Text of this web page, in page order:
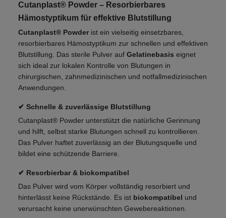
Cutanplast® Powder – Resorbierbares
Hämostyptikum für effektive Blutstillung
Cutanplast® Powder ist ein vielseitig einsetzbares,
resorbierbares Hämostyptikum zur schnellen und effektiven
Blutstillung. Das sterile Pulver auf Gelatinebasis eignet
sich ideal zur lokalen Kontrolle von Blutungen in
chirurgischen, zahnmedizinischen und notfallmedizinischen
Anwendungen.
✔ Schnelle & zuverlässige Blutstillung
Cutanplast® Powder unterstützt die natürliche Gerinnung
und hilft, selbst starke Blutungen schnell zu kontrollieren.
Das Pulver haftet zuverlässig an der Blutungsquelle und
bildet eine schützende Barriere.
✔ Resorbierbar & biokompatibel
Das Pulver wird vom Körper vollständig resorbiert und
hinterlässt keine Rückstände. Es ist biokompatibel und
verursacht keine unerwünschten Gewebereaktionen.